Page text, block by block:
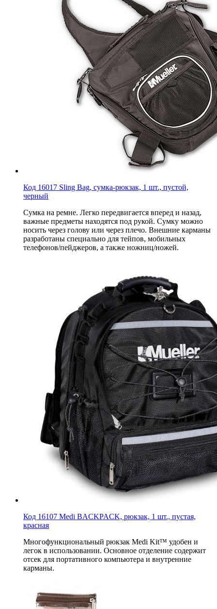
Код 16017 Sling Bag, сумка-рюкзак, 1 шт., пустой,
черный
Сумка на ремне. Легко передвигается вперед и назад,
важные предметы находятся под рукой. Сумку можно
носить через голову или через плечо. Внешние карманы
разработаны специально для тейпов, мобильных
телефонов/пейджеров, а также ножниц/ножей.
Код 16107 Medi BACKPACK, рюкзак, 1 шт., пустая,
красная
Многофункциональный рюкзак Medi Kit™ удобен и
легок в использовании. Основное отделение содержит
отсек для портативного компьютера и внутренние
карманы.